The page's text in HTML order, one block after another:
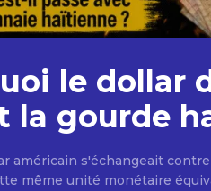
le dollar
la gourde
américain s'échangeait
même unité monétaire